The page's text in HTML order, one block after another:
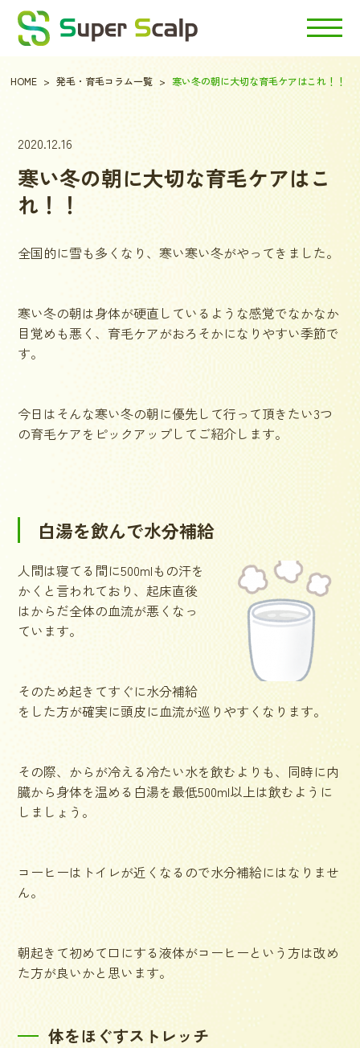
HOME 発毛・育毛コラム一覧 寒い冬の朝に大切な育毛ケアはこれ！！
2020.12.16
寒い冬の朝に大切な育毛ケアはこ
れ！！
全国的に雪も多くなり、寒い寒い冬がやってきました。
寒い冬の朝は身体が硬直しているような感覚でなかなか
目覚めも悪く、育毛ケアがおろそかになりやすい季節で
す。
今日はそんな寒い冬の朝に優先して行って頂きたい3つ
の育毛ケアをピックアップしてご紹介します。
白湯を飲んで水分補給
人間は寝てる間に500mlもの汗を
かくと言われており、起床直後
はからだ全体の血流が悪くなっ
ています。
そのため起きてすぐに水分補給
をした方が確実に頭皮に血流が巡りやすくなります。
その際、からが冷える冷たい水を飲むよりも、同時に内
臓から身体を温める白湯を最低500ml以上は飲むように
しましょう。
コーヒーはトイレが近くなるので水分補給にはなりませ
ん。
朝起きて初めて口にする液体がコーヒーという方は改め
た方が良いかと思います。
体をほぐすストレッチ